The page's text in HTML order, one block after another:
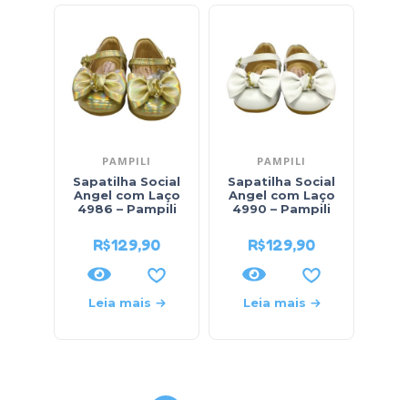
PAMPILI
Sapatilha Social
Angel com Laço
4986 – Pampili
R$129,90
Leia mais
PAMPILI
Sapatilha Social
Angel com Laço
4990 – Pampili
R$129,90
Leia mais